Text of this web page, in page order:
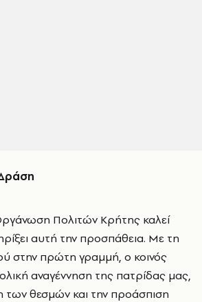
Πολιτών Κρήτης καλεί
αυτή την προσπάθεια. Με τη
στην πρώτη γραμμή, ο κοινός
αναγέννηση της πατρίδας μας,
των θεσμών και την προάσπιση